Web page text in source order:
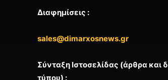
Διαφημίσεις :
sales@dimarxosnews.gr
Σύνταξη Ιστοσελίδας (άρθρα και
τύπου) :